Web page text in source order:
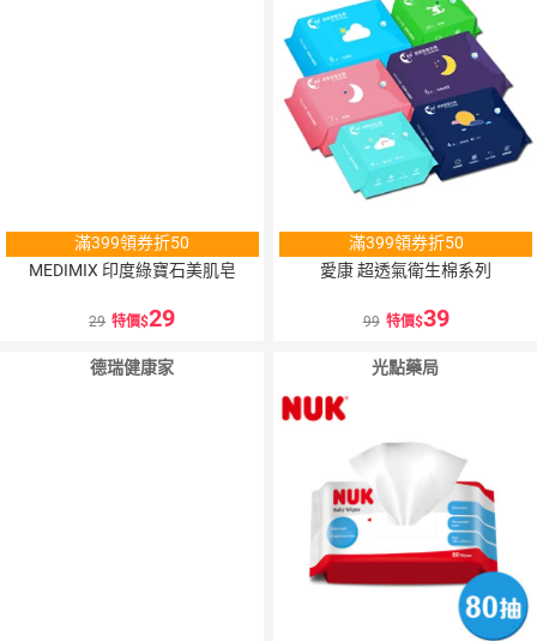
滿399領券折50
MEDIMIX 印度綠寶石美肌皂
29 特價 29
滿399領券折50
愛康 超透氣衛生棉系列
99 特價 39
德瑞健康家 光點藥局